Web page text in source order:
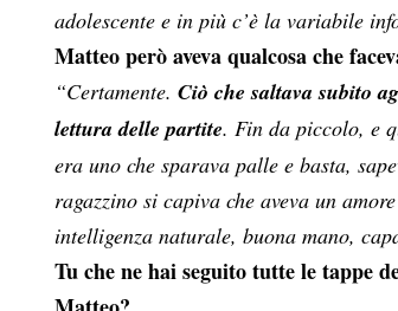
adolescente e in più c’è la variabile
Matteo però aveva qualcosa che
“Certamente.Ciò che saltava subito
lettura delle partite. Fin da piccolo, e
era uno che sparava palle e basta,
ragazzino si capiva che aveva un
intelligenza naturale, buona mano,
Tu che ne hai seguito tutte le tappe